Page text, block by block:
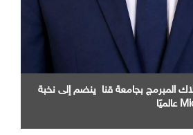
المبرمج بجامعة قنا ينضم إلى نخبة